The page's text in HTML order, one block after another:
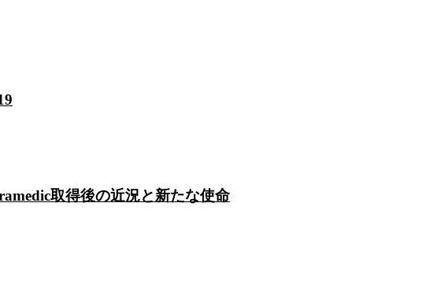
取得後の近況と新たな使命